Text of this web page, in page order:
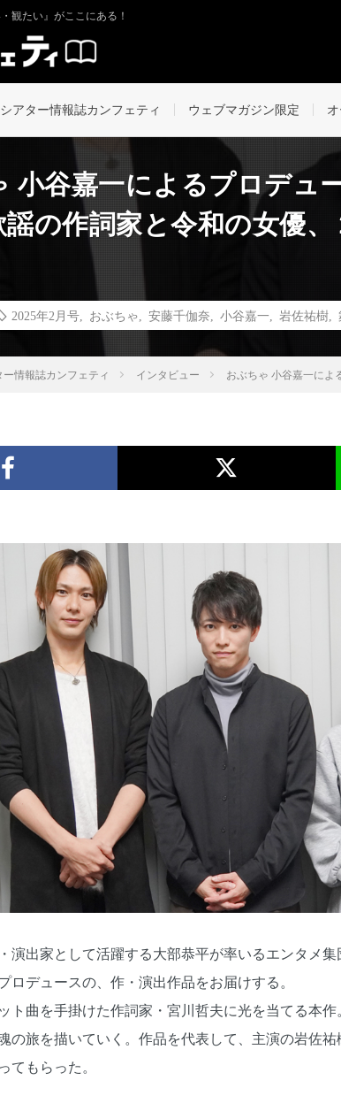
観たい』がここにある！
シアター情報誌カンフェティ ウェブマガジン限定
小谷嘉一によるプロデ
謡の作詞家と令和の女優
2025年2月号 おぶちゃ 安藤千伽奈 小谷嘉一 岩佐祐樹
ー情報誌カンフェティ インタビュー おぶちゃ 小谷嘉一に
演出家として活躍する大部恭平が率いるエンタメ集
ロデュースの、作・演出作品をお届けする。
ト曲を手掛けた作詞家・宮川哲夫に光を当てる本
の旅を描いていく。作品を代表して、主演の岩佐
てもらった。